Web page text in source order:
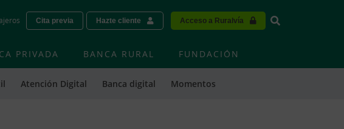
Cita previa Hazte cliente Acceso a Ruralvía Vinculo -
Atención Digital Banca digital Momentos
PRIVADA BANCA RURAL FUNDACIÓN